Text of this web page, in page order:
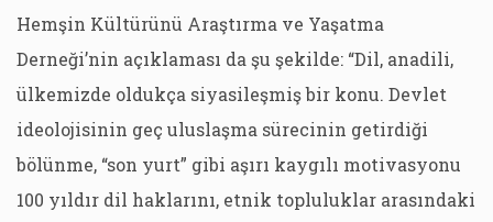
Hemşin Kültürünü Araştırma ve Yaşatma
Derneği’nin açıklaması da şu şekilde: “Dil, anadili,
ülkemizde oldukça siyasileşmiş bir konu. Devlet
ideolojisinin geç uluslaşma sürecinin getirdiği
bölünme, “son yurt” gibi aşırı kaygılı motivasyonu
100 yıldır dil haklarını, etnik topluluklar arasındaki